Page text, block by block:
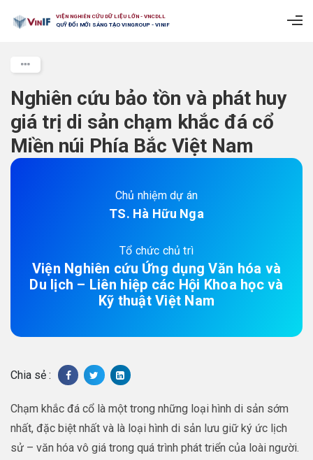
VIỆN NGHIÊN CỨU DỮ LIỆU LỚN - VNCDLL
QUỸ ĐỔI MỚI SÁNG TẠO VINGROUP - VINIF
Nghiên cứu bảo tồn và phát huy
giá trị di sản chạm khắc đá cổ
Miền núi Phía Bắc Việt Nam
Chủ nhiệm dự án
TS. Hà Hữu Nga
Tổ chức chủ trì
Viện Nghiên cứu Ứng dụng Văn hóa và
Du lịch – Liên hiệp các Hội Khoa học và
Kỹ thuật Việt Nam
Chia sẻ :
Chạm khắc đá cổ là một trong những loại hình di sản sớm
nhất, đặc biệt nhất và là loại hình di sản lưu giữ ký ức lịch
sử – văn hóa vô giá trong quá trình phát triển của loài người.